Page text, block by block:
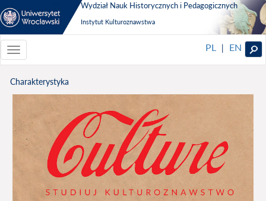
Wydział Nauk Historycznych i Pedagogicznych
Instytut Kulturoznawstwa
Toggle
navigationToggle
PL | EN
Charakterystyka